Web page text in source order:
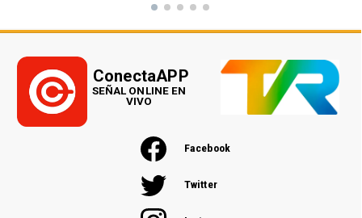
Facebook
Twitter
ConectaAPP
SEÑAL ONLINE EN
VIVO